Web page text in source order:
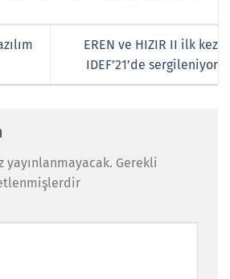
EREN ve HIZIR II ilk kez
IDEF’21’de sergileniyor
yayınlanmayacak. Gerekli